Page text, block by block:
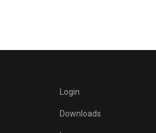
Login
Downloads